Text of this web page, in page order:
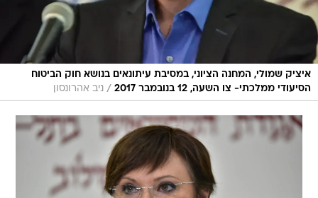
איציק שמולי, המחנה הציוני, במסיבת עיתונאים בנושא חוק הביטוח
הסיעודי ממלכתי- צו השעה, 12 בנובמבר 2017
/ ניב אהרונסון